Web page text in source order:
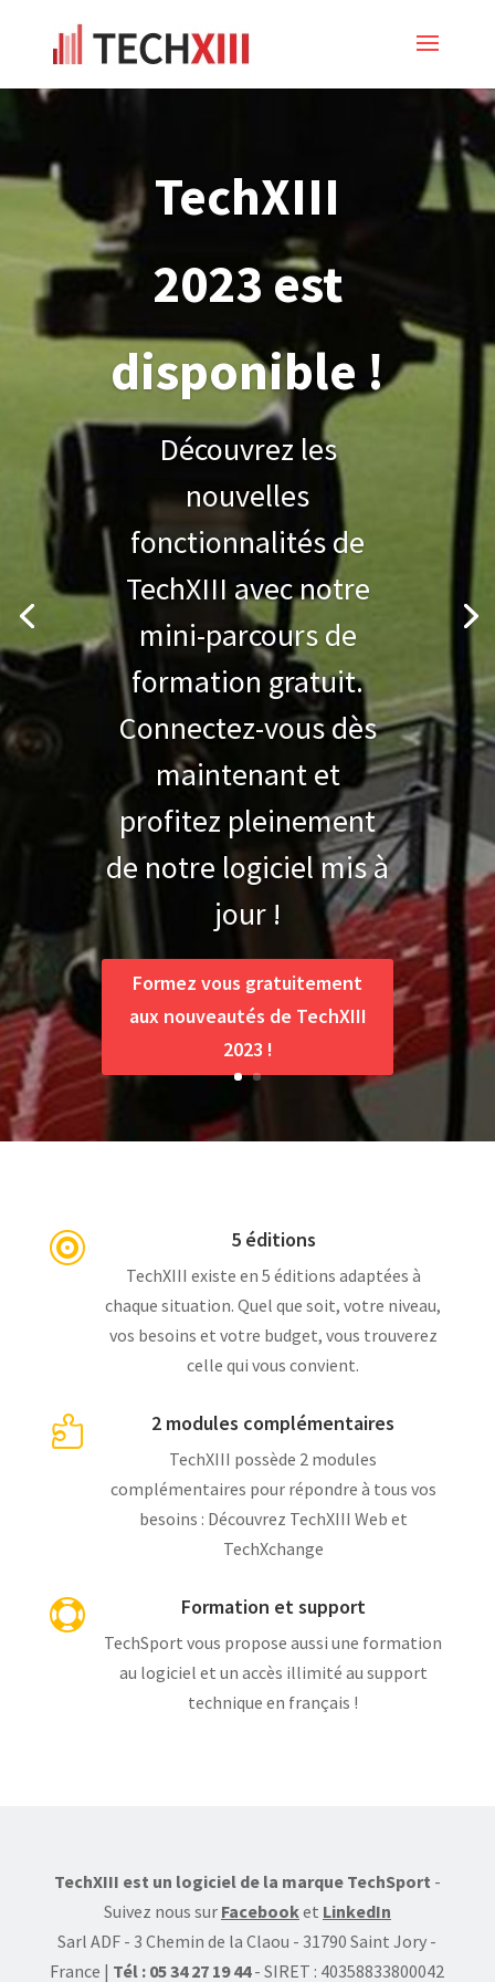
TechXIII
2023 est
disponible !
Découvrez les
nouvelles
fonctionnalités de
TechXIII avec notre
mini-parcours de
formation gratuit.
Connectez-vous dès
maintenant et
profitez pleinement
de notre logiciel mis à
jour !
Formez vous gratuitement
aux nouveautés de TechXIII
2023 !
 5 éditions
TechXIII existe en 5 éditions adaptées à
chaque situation. Quel que soit, votre niveau,
vos besoins et votre budget, vous trouverez
celle qui vous convient.
 2 modules complémentaires
TechXIII possède 2 modules
complémentaires pour répondre à tous vos
besoins : Découvrez TechXIII Web et
TechXchange
 Formation et support
TechSport vous propose aussi une formation
au logiciel et un accès illimité au support
technique en français !
TechXIII est un logiciel de la marque TechSport -
Suivez nous sur Facebooket LinkedIn
Sarl ADF - 3 Chemin de la Claou - 31790 Saint Jory -
France | Tél : 05 34 27 19 44- SIRET : 40358833800042